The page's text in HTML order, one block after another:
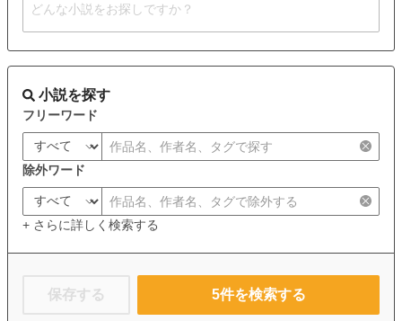
小説を探す
フリーワード
除外ワード
+ さらに詳しく検索する
保存する 5件を検索する